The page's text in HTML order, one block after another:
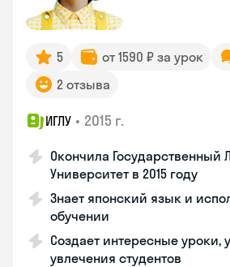
5 от 1590 ₽ за урок
2 отзыва
ИГЛУ • 2015 г.
Окончила Государственный
Университет в 2015 году
Знает японский язык и
обучении
Создает интересные уроки,
увлечения студентов